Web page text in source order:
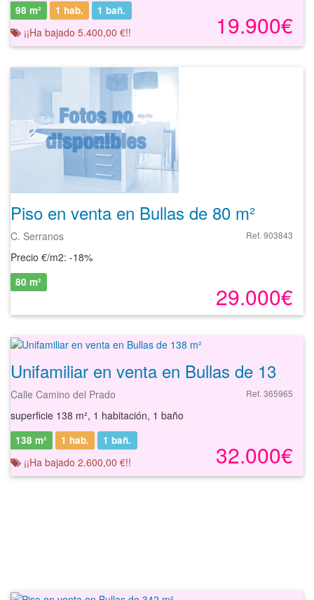
19.900€
98 m² 1 hab. 1 bañ.
¡¡Ha bajado 5.400,00 €!!
Piso en venta en Bullas de 80 m²
C. Serranos Ref. 903843
Precio €/m2: -18%
29.000€
80 m²
Calle Camino del Prado Ref. 365965
superficie 138 m², 1 habitación, 1 baño
32.000€
138 m² 1 hab. 1 bañ.
¡¡Ha bajado 2.600,00 €!!